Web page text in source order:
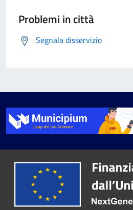
Problemi in città
Segnala disservizio